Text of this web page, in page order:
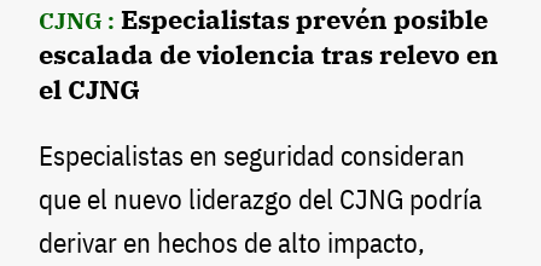
CJNG : Especialistas prevén posible
escalada de violencia tras relevo en
el CJNG
Especialistas en seguridad consideran
que el nuevo liderazgo del CJNG podría
derivar en hechos de alto impacto,